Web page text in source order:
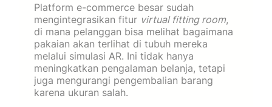
Platform e-commerce besar sudah
mengintegrasikan fitur virtual fitting room,
di mana pelanggan bisa melihat bagaimana
pakaian akan terlihat di tubuh mereka
melalui simulasi AR. Ini tidak hanya
meningkatkan pengalaman belanja, tetapi
juga mengurangi pengembalian barang
karena ukuran salah.